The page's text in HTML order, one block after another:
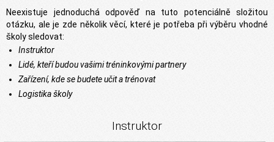
Neexistuje jednoduchá odpověď na tuto potenciálně složitou
otázku, ale je zde několik věcí, které je potřeba při výběru vhodné
školy sledovat:
Instruktor
Lidé, kteří budou vašimi tréninkovými partnery
Zařízení, kde se budete učit a trénovat
Logistika školy
Instruktor